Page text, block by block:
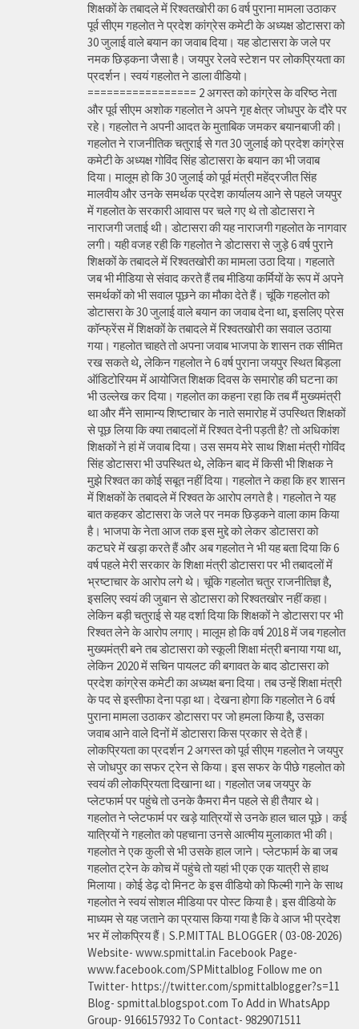
शिक्षकों के तबादले में रिश्वतखोरी का 6 वर्ष पुराना मामला उठाकर
पूर्व सीएम गहलोत ने प्रदेश कांग्रेस कमेटी के अध्यक्ष डोटासरा को
30 जुलाई वाले बयान का जवाब दिया। यह डोटासरा के जले पर
नमक छिड़कना जैसा है। जयपुर रेलवे स्टेशन पर लोकप्रियता का
प्रदर्शन। स्वयं गहलोत ने डाला वीडियो।
================= 2 अगस्त को कांग्रेस के वरिष्ठ नेता
और पूर्व सीएम अशोक गहलोत ने अपने गृह क्षेत्र जोधपुर के दौरे पर
रहे। गहलोत ने अपनी आदत के मुताबिक जमकर बयानबाजी की।
गहलोत ने राजनीतिक चतुराई से गत 30 जुलाई को प्रदेश कांग्रेस
कमेटी के अध्यक्ष गोविंद सिंह डोटासरा के बयान का भी जवाब
दिया। मालूम हो कि 30 जुलाई को पूर्व मंत्री महेंद्रजीत सिंह
मालवीय और उनके समर्थक प्रदेश कार्यालय आने से पहले जयपुर
में गहलोत के सरकारी आवास पर चले गए थे तो डोटासरा ने
नाराजगी जताई थी। डोटासरा की यह नाराजगी गहलोत के नागवार
लगी। यही वजह रही कि गहलोत ने डोटासरा से जुड़े 6 वर्ष पुराने
शिक्षकों के तबादले में रिश्वतखोरी का मामला उठा दिया। गहलाते
जब भी मीडिया से संवाद करते हैं तब मीडिया कर्मियों के रूप में अपने
समर्थकों को भी सवाल पूछने का मौका देते हैं। चूंकि गहलोत को
डोटासरा के 30 जुलाई वाले बयान का जवाब देना था, इसलिए प्रेस
कॉन्फ्रेंस में शिक्षकों के तबादले में रिश्वतखोरी का सवाल उठाया
गया। गहलोत चाहते तो अपना जवाब भाजपा के शासन तक सीमित
रख सकते थे, लेकिन गहलोत ने 6 वर्ष पुराना जयपुर स्थित बिड़ला
ऑडिटोरियम में आयोजित शिक्षक दिवस के समारोह की घटना का
भी उल्लेख कर दिया। गहलोत का कहना रहा कि तब मैं मुख्यमंत्री
था और मैंने सामान्य शिष्टाचार के नाते समारोह में उपस्थित शिक्षकों
से पूछ लिया कि क्या तबादलों में रिश्वत देनी पड़ती है? तो अधिकांश
शिक्षकों ने हां में जवाब दिया। उस समय मेरे साथ शिक्षा मंत्री गोविंद
सिंह डोटासरा भी उपस्थित थे, लेकिन बाद में किसी भी शिक्षक ने
मुझे रिश्वत का कोई सबूत नहीं दिया। गहलोत ने कहा कि हर शासन
में शिक्षकों के तबादले में रिश्वत के आरोप लगते है। गहलोत ने यह
बात कहकर डोटासरा के जले पर नमक छिड़कने वाला काम किया
है। भाजपा के नेता आज तक इस मुद्दे को लेकर डोटासरा को
कटघरे में खड़ा करते हैं और अब गहलोत ने भी यह बता दिया कि 6
वर्ष पहले मेरी सरकार के शिक्षा मंत्री डोटासरा पर भी तबादलों में
भ्रष्टाचार के आरोप लगे थे। चूंकि गहलोत चतुर राजनीतिज्ञ है,
इसलिए स्वयं की जुबान से डोटासरा को रिश्वतखोर नहीं कहा।
लेकिन बड़ी चतुराई से यह दर्शा दिया कि शिक्षकों ने डोटासरा पर भी
रिश्वत लेने के आरोप लगाए। मालूम हो कि वर्ष 2018 में जब गहलोत
मुख्यमंत्री बने तब डोटासरा को स्कूली शिक्षा मंत्री बनाया गया था,
लेकिन 2020 में सचिन पायलट की बगावत के बाद डोटासरा को
प्रदेश कांग्रेस कमेटी का अध्यक्ष बना दिया। तब उन्हें शिक्षा मंत्री
के पद से इस्तीफा देना पड़ा था। देखना होगा कि गहलोत ने 6 वर्ष
पुराना मामला उठाकर डोटासरा पर जो हमला किया है, उसका
जवाब आने वाले दिनों में डोटासरा किस प्रकार से देते हैं।
लोकप्रियता का प्रदर्शन 2 अगस्त को पूर्व सीएम गहलोत ने जयपुर
से जोधपुर का सफर ट्रेन से किया। इस सफर के पीछे गहलोत को
स्वयं की लोकप्रियता दिखाना था। गहलोत जब जयपुर के
प्लेटफार्म पर पहुंचे तो उनके कैमरा मैन पहले से ही तैयार थे।
गहलोत ने प्लेटफार्म पर खड़े यात्रियों से उनके हाल चाल पूछे। कई
यात्रियों ने गहलोत को पहचाना उनसे आत्मीय मुलाकात भी की।
गहलोत ने एक कुली से भी उसके हाल जाने। प्लेटफार्म के बा जब
गहलोत ट्रेन के कोच में पहुंचे तो यहां भी एक एक यात्री से हाथ
मिलाया। कोई डेढ़ दो मिनट के इस वीडियो को फिल्मी गाने के साथ
गहलोत ने स्वयं सोशल मीडिया पर पोस्ट किया है। इस वीडियो के
माध्यम से यह जताने का प्रयास किया गया है कि वे आज भी प्रदेश
भर में लोकप्रिय हैं। S.P.MITTAL BLOGGER ( 03-08-2026)
Website- www.spmittal.in Facebook Page-
www.facebook.com/SPMittalblog Follow me on
Twitter- https://twitter.com/spmittalblogger?s=11
Blog- spmittal.blogspot.com To Add in WhatsApp
Group- 9166157932 To Contact- 9829071511